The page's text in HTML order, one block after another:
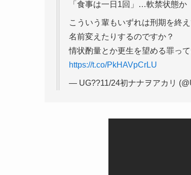
「食事は一日1回」…軟禁状態
こういう輩もいずれは刑期を終
名前変えたりするのですか？
情状酌量とか更生を望める罪っ
https://t.co/PkHAVpCrLU
— UG??11/24初ナナヲアカリ